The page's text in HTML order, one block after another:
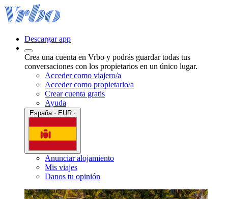
Descargar app
Crea una cuenta en Vrbo y podrás guardar todas tus
conversaciones con los propietarios en un único lugar.
Acceder como viajero/a
Acceder como propietario/a
Crear cuenta gratis
Ayuda
Anunciar alojamiento
Mis viajes
Danos tu opinión